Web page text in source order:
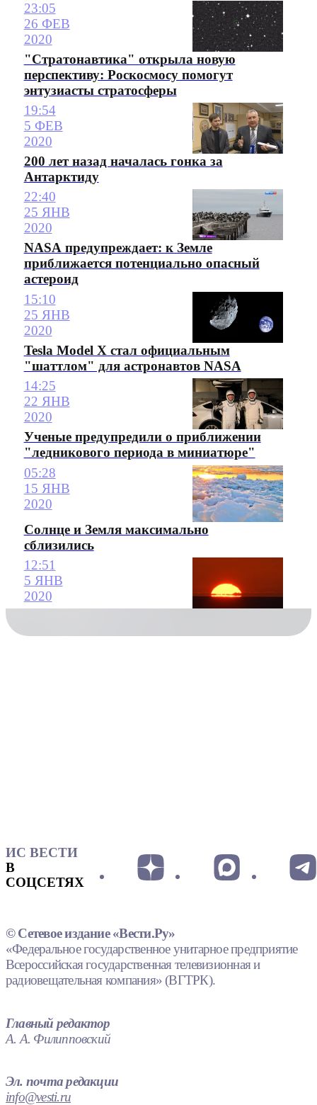
23:05
26 ФЕВ
2020
"Стратонавтика" открыла новую
перспективу: Роскосмосу помогут
энтузиасты стратосферы
19:54
5 ФЕВ
2020
200 лет назад началась гонка за
Антарктиду
22:40
25 ЯНВ
2020
NASA предупреждает: к Земле
приближается потенциально опасный
астероид
15:10
25 ЯНВ
2020
Tesla Model X стал официальным
"шаттлом" для астронавтов NASA
14:25
22 ЯНВ
2020
Ученые предупредили о приближении
"ледникового периода в миниатюре"
05:28
15 ЯНВ
2020
Солнце и Земля максимально
сблизились
12:51
5 ЯНВ
2020
ИС ВЕСТИ
В
СОЦСЕТЯХ
© Сетевое издание «Вести.Ру»
«Федеральное государственное унитарное предприятие
Всероссийская государственная телевизионная и
радиовещательная компания» (ВГТРК).
Главный редактор
А. А. Филипповский
Эл. почта редакции
info@vesti.ru